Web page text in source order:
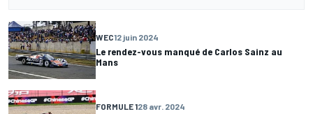
WEC12 juin 2024
Le rendez-vous manqué de Carlos Sainz au
Mans
FORMULE 128 avr. 2024